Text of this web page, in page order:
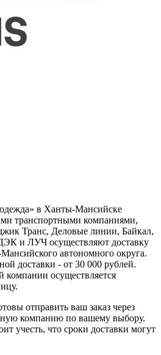
в Ханты-Мансийске
транспортными компаниями,
Транс, Деловые линии, Байкал,
и ЛУЧ осуществляют доставку
автономного округа.
доставки - от 30 000 рублей.
компании осуществляется
отправить ваш заказ через
компанию по вашему выбору.
учесть, что сроки доставки могут